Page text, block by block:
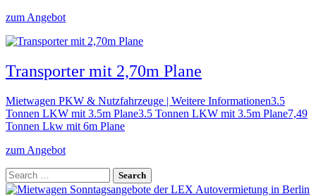
zum Angebot
Transporter mit 2,70m Plane
Mietwagen PKW & Nutzfahrzeuge | Weitere Informationen3.5
Tonnen LKW mit 3.5m Plane3.5 Tonnen LKW mit 3.5m Plane7,49
Tonnen Lkw mit 6m Plane
zum Angebot